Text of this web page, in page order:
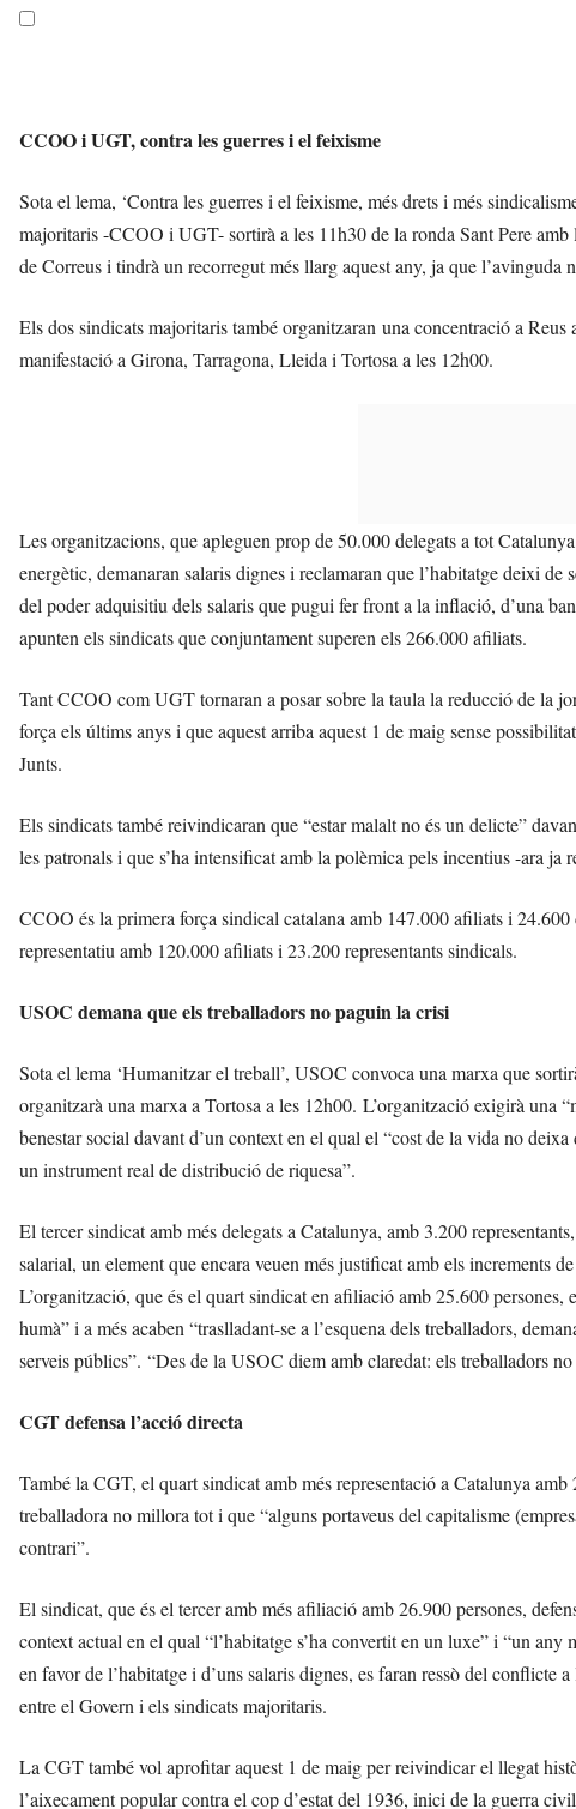
CCOO i UGT, contra les guerres i el feixisme
Sota el lema, ‘Contra les guerres i el feixisme, més drets i més
majoritaris -CCOO i UGT- sortirà a les 11h30 de la ronda Sant Pere
de Correus i tindrà un recorregut més llarg aquest any, ja que l’avinguda
Els dos sindicats majoritaris també organitzaran una concentració a
manifestació a Girona, Tarragona, Lleida i Tortosa a les 12h00.
Les organitzacions, que apleguen prop de 50.000 delegats a tot
energètic, demanaran salaris dignes i reclamaran que l’habitatge deixi
del poder adquisitiu dels salaris que pugui fer front a la inflació, d’una
apunten els sindicats que conjuntament superen els 266.000 afiliats.
Tant CCOO com UGT tornaran a posar sobre la taula la reducció de la
força els últims anys i que aquest arriba aquest 1 de maig sense
Junts.
Els sindicats també reivindicaran que “estar malalt no és un delicte”
les patronals i que s’ha intensificat amb la polèmica pels incentius -ara
CCOO és la primera força sindical catalana amb 147.000 afiliats i
representatiu amb 120.000 afiliats i 23.200 representants sindicals.
USOC demana que els treballadors no paguin la crisi
Sota el lema ‘Humanitzar el treball’, USOC convoca una marxa que
organitzarà una marxa a Tortosa a les 12h00. L’organització exigirà una
benestar social davant d’un context en el qual el “cost de la vida no
un instrument real de distribució de riquesa”.
El tercer sindicat amb més delegats a Catalunya, amb 3.200
salarial, un element que encara veuen més justificat amb els increments
L’organització, que és el quart sindicat en afiliació amb 25.600
humà” i a més acaben “traslladant-se a l’esquena dels treballadors,
serveis públics”. “Des de la USOC diem amb claredat: els treballadors
CGT defensa l’acció directa
També la CGT, el quart sindicat amb més representació a Catalunya
treballadora no millora tot i que “alguns portaveus del capitalisme
contrari”.
El sindicat, que és el tercer amb més afiliació amb 26.900 persones,
context actual en el qual “l’habitatge s’ha convertit en un luxe” i “un
en favor de l’habitatge i d’uns salaris dignes, es faran ressò del conflicte
entre el Govern i els sindicats majoritaris.
La CGT també vol aprofitar aquest 1 de maig per reivindicar el llegat
l’aixecament popular contra el cop d’estat del 1936, inici de la guerra